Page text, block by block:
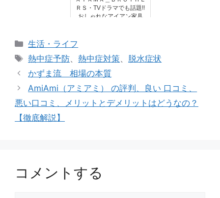
ＲＳ・TVドラマでも話題!!
おしゃれなアイアン家具
カ
テ
リ
ー
生活・ライフ
タ
グ
熱中症予防、熱中症対策、 脱水症状
かずま流 相場の本質
AmiAmi（アミアミ） の評判、良い 口コミ、
悪い口コミ、メリットとデメリットはどうなの？
【徹底解説】
コメントする